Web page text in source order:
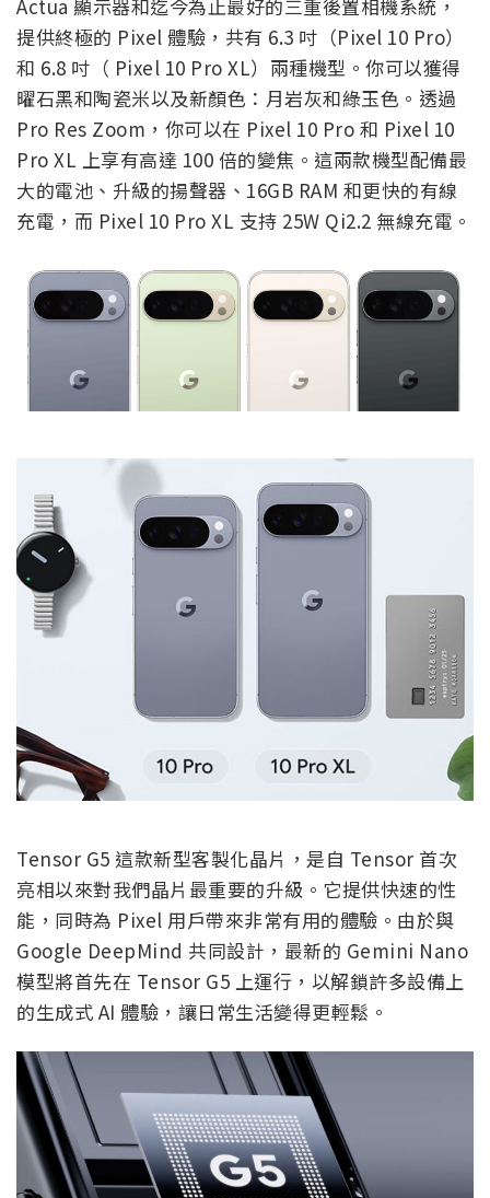
Actua 顯示器和迄今為止最好的三重後置相機系統，
提供終極的 Pixel 體驗，共有 6.3 吋（Pixel 10 Pro）
和 6.8 吋（ Pixel 10 Pro XL）兩種機型。你可以獲得
曜石黑和陶瓷米以及新顏色：月岩灰和綠玉色。透過
Pro Res Zoom，你可以在 Pixel 10 Pro 和 Pixel 10
Pro XL 上享有高達 100 倍的變焦。這兩款機型配備最
大的電池、升級的揚聲器、16GB RAM 和更快的有線
充電，而 Pixel 10 Pro XL 支持 25W Qi2.2 無線充電。
Tensor G5 這款新型客製化晶片，是自 Tensor 首次
亮相以來對我們晶片最重要的升級。它提供快速的性
能，同時為 Pixel 用戶帶來非常有用的體驗。由於與
Google DeepMind 共同設計，最新的 Gemini Nano
模型將首先在 Tensor G5 上運行，以解鎖許多設備上
的生成式 AI 體驗，讓日常生活變得更輕鬆。